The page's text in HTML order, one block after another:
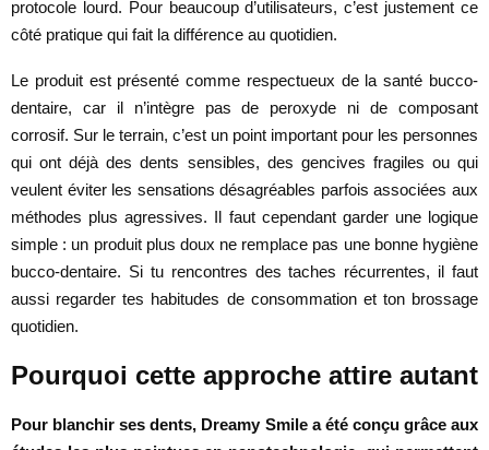
protocole lourd. Pour beaucoup d’utilisateurs, c’est justement ce
côté pratique qui fait la différence au quotidien.
Le produit est présenté comme respectueux de la santé bucco-
dentaire, car il n’intègre pas de peroxyde ni de composant
corrosif. Sur le terrain, c’est un point important pour les personnes
qui ont déjà des dents sensibles, des gencives fragiles ou qui
veulent éviter les sensations désagréables parfois associées aux
méthodes plus agressives. Il faut cependant garder une logique
simple : un produit plus doux ne remplace pas une bonne hygiène
bucco-dentaire. Si tu rencontres des taches récurrentes, il faut
aussi regarder tes habitudes de consommation et ton brossage
quotidien.
Pourquoi cette approche attire autant
Pour blanchir ses dents, Dreamy Smile a été conçu grâce aux